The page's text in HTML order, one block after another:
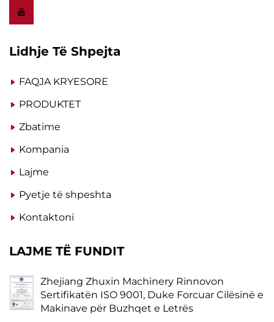
Lidhje Të Shpejta
FAQJA KRYESORE
PRODUKTET
Zbatime
Kompania
Lajme
Pyetje të shpeshta
Kontaktoni
LAJME TË FUNDIT
Zhejiang Zhuxin Machinery Rinnovon
Sertifikatën ISO 9001, Duke Forcuar Cilësinë e
Makinave për Buzhqet e Letrës